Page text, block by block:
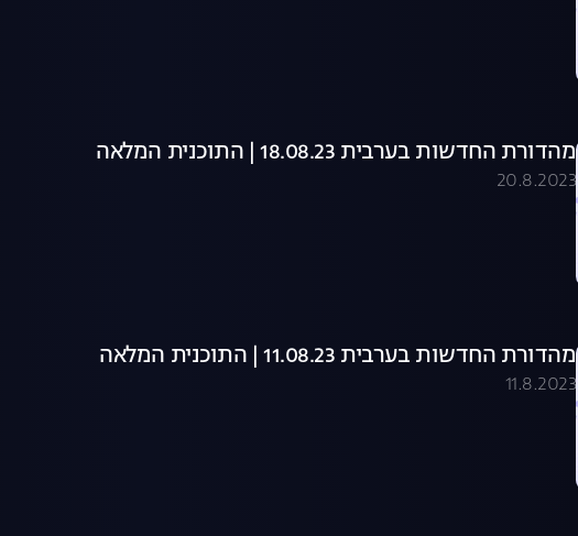
מהדורת החדשות בערבית 18.08.23 | התוכנית המלאה
20.8.2023
מהדורת החדשות בערבית 11.08.23 | התוכנית המלאה
11.8.2023